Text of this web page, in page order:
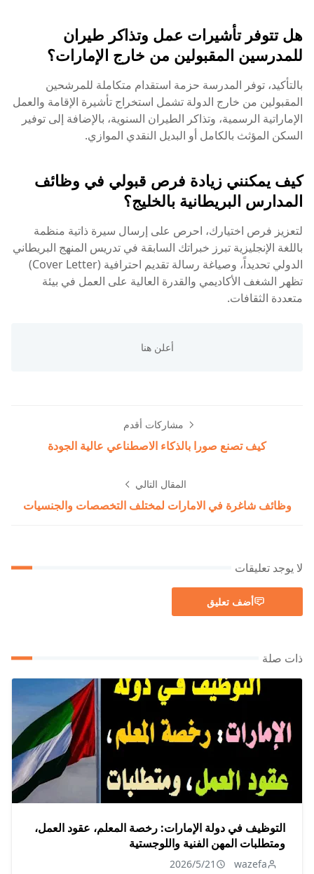
هل تتوفر تأشيرات عمل وتذاكر طيران
للمدرسين المقبولين من خارج الإمارات؟
بالتأكيد، توفر المدرسة حزمة استقدام متكاملة للمرشحين
المقبولين من خارج الدولة تشمل استخراج تأشيرة الإقامة والعمل
الإماراتية الرسمية، وتذاكر الطيران السنوية، بالإضافة إلى توفير
السكن المؤثث بالكامل أو البديل النقدي الموازي.
كيف يمكنني زيادة فرص قبولي في وظائف
المدارس البريطانية بالخليج؟
لتعزيز فرص اختيارك، احرص على إرسال سيرة ذاتية منظمة
باللغة الإنجليزية تبرز خبراتك السابقة في تدريس المنهج البريطاني
الدولي تحديداً، وصياغة رسالة تقديم احترافية (Cover Letter)
تظهر الشغف الأكاديمي والقدرة العالية على العمل في بيئة
متعددة الثقافات.
مشاركات أقدم
كيف تصنع صورا بالذكاء الاصطناعي عالية الجودة
المقال التالي
وظائف شاغرة في الامارات لمختلف التخصصات والجنسيات
لا يوجد تعليقات
أضف تعليق
ذات صلة
التوظيف في دولة الإمارات: رخصة المعلم، عقود العمل،
ومتطلبات المهن الفنية واللوجستية
wazefa
2026/5/21